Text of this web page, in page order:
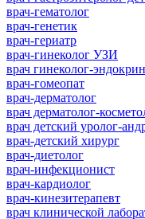
врач-гематолог
врач-генетик
врач-гериатр
врач-гинеколог УЗИ
врач гинеколог-
врач-гомеопат
врач-дерматолог
врач дерматолог-
врач детский уролог-
врач-детский хирург
врач-диетолог
врач-инфекционист
врач-кардиолог
врач-кинезитерапевт
врач клинической